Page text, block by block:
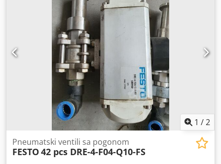
1 /2
Pneumatski ventili sa pogonom
FESTO42 pcs DRE-4-F04-Q10-FS